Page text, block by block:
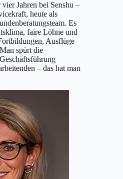
Jahren bei Senshu –
heute als
Es
faire Löhne und
Ausflüge
spürt die
– das hat man